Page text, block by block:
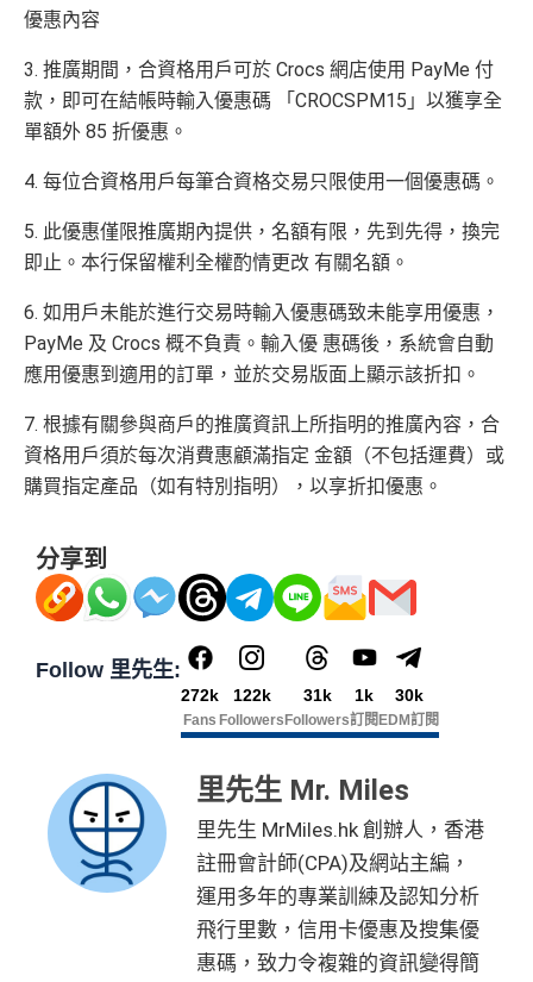
優惠內容
3. 推廣期間，合資格用戶可於 Crocs 網店使用 PayMe 付
款，即可在結帳時輸入優惠碼 「CROCSPM15」以獲享全
單額外 85 折優惠。
4. 每位合資格用戶每筆合資格交易只限使用一個優惠碼。
5. 此優惠僅限推廣期內提供，名額有限，先到先得，換完
即止。本行保留權利全權酌情更改 有關名額。
6. 如用戶未能於進行交易時輸入優惠碼致未能享用優惠，
PayMe 及 Crocs 概不負責。輸入優 惠碼後，系統會自動
應用優惠到適用的訂單，並於交易版面上顯示該折扣。
7. 根據有關參與商戶的推廣資訊上所指明的推廣內容，合
資格用戶須於每次消費惠顧滿指定 金額（不包括運費）或
購買指定產品（如有特別指明），以享折扣優惠。
分享到
Follow 里先生:
272k
Fans
122k
Followers
31k
Followers
1k
訂閱
30k
EDM訂閱
里先生 Mr. Miles
里先生 MrMiles.hk 創辦人，香港
註冊會計師(CPA)及網站主編，
運用多年的專業訓練及認知分析
飛行里數，信用卡優惠及搜集優
惠碼，致力令複雜的資訊變得簡